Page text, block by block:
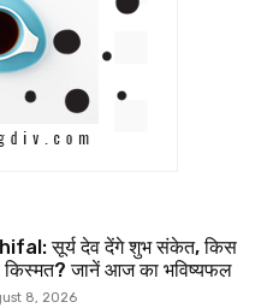
सूर्य देव देंगे शुभ संकेत, किस
किस्मत? जानें आज का भविष्यफल
8, 2026